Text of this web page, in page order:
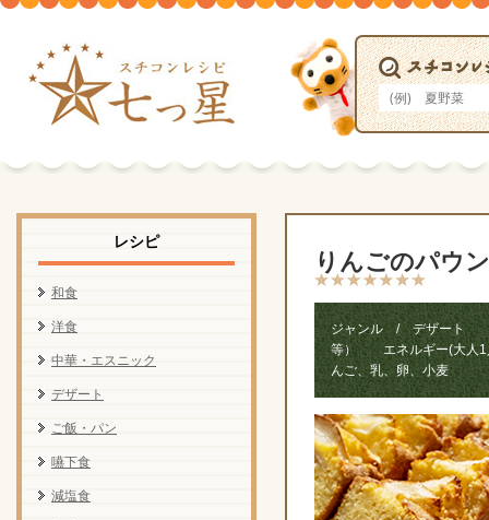
りんごのパウ
ジャンル / デザート
等） エネルギー(大
んご、乳、卵、小麦
レシピ
和食
洋食
中華・エスニック
デザート
ご飯・パン
嚥下食
減塩食